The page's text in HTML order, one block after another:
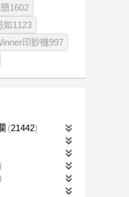
1602
如1123
印鈔機997
21442